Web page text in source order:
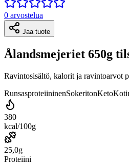
0 arvostelua
Jaa tuote
Ålandsmejeriet 650g
Ravintosisältö, kalorit ja ravintoarvot
RunsasproteiininenSokeritonKeto
380
kcal/100g
25,0g
Proteiini